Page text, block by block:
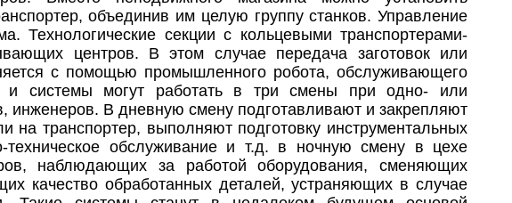
объединив им целую группу станков. Управление
Технологические секции с кольцевыми транспортерами-
центров. В этом случае передача заготовок или
с помощью промышленного робота, обслуживающего
и системы могут работать в три смены при одно- или
инженеров. В дневную смену подготавливают и закрепляют
на транспортер, выполняют подготовку инструментальных
техническое обслуживание и т.д. в ночную смену в цехе
наблюдающих за работой оборудования, сменяющих
качество обработанных деталей, устраняющих в случае